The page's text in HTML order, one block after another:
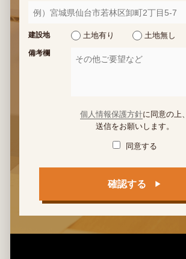
建設地 土地有り 土地無し
備考欄
個人情報保護方針に同意の上、
送信をお願いします。
同意する
確認する